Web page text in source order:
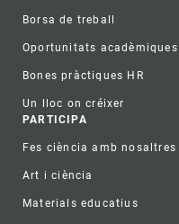
Borsa de treball
Oportunitats acadèmiques
Bones pràctiques HR
Un lloc on créixer
PARTICIPA
Fes ciència amb nosaltres
Art i ciència
Materials educatius